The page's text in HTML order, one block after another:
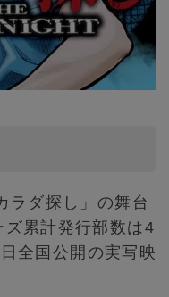
ラダ探し」の舞台
累計発行部数は4
全国公開の実写映